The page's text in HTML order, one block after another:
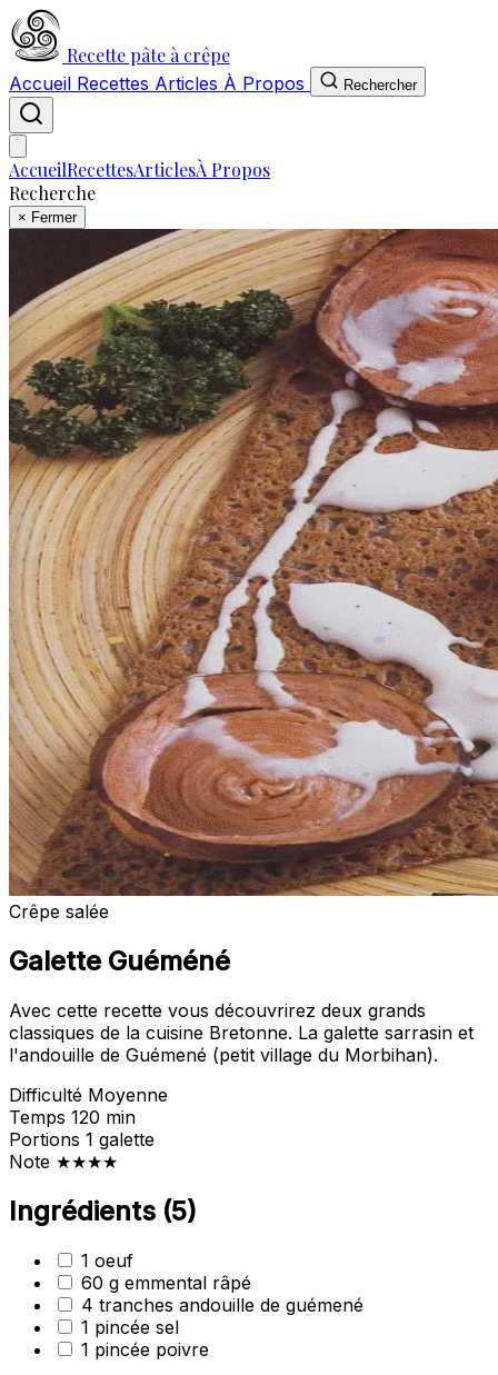
Recette pâte à crêpe
Accueil Recettes Articles À Propos Rechercher
AccueilRecettesArticlesÀ Propos
Recherche
× Fermer
Crêpe salée
Galette Guéméné
Avec cette recette vous découvrirez deux grands
classiques de la cuisine Bretonne. La galette sarrasin et
l'andouille de Guémené (petit village du Morbihan).
Difficulté Moyenne
Temps 120 min
Portions 1 galette
Note ★★★★
Ingrédients (5)
1 oeuf
60 g emmental râpé
4 tranches andouille de guémené
1 pincée sel
1 pincée poivre